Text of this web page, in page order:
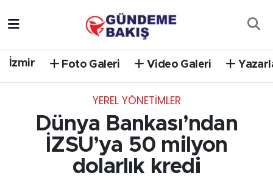
İzmir Foto Galeri Video Galeri
YEREL YÖNETİMLER
Dünya Bankası’ndan
İZSU’ya 50 milyon
dolarlık kredi
EGE
Trafik Durumu
Süper Lig Puan Durumu ve Fikstür
Tüm Manşetler